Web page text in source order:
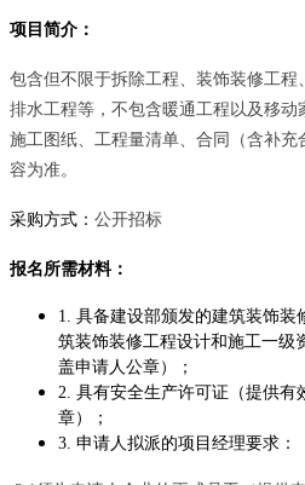
项目简介：
包含但不限于拆除工程、装饰装修工
排水工程等，不包含暖通工程以及移动
施工图纸、工程量清单、合同（含补充
容为准。
采购方式： 公开招标
报名所需材料：
1. 具备建设部颁发的建筑装饰装
筑装饰装修工程设计和施工一级
盖申请人公章）；
2. 具有安全生产许可证（提供有
章）；
3. 申请人拟派的项目经理要求：